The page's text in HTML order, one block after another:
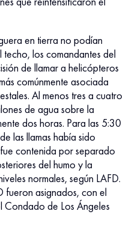
en tierra no podían
los comandantes del
de llamar a helicópteros
comúnmente asociada
Al menos tres a cuatro
de agua sobre la
dos horas. Para las 5:30
las llamas había sido
contenida por separado
del humo y la
normales, según LAFD.
fueron asignados, con el
Condado de Los Ángeles